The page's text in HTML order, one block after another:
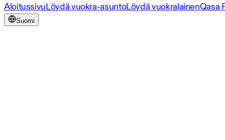
AloitussivuLöydä vuokra-asuntoLöydä vuokralainenQasa
Suomi